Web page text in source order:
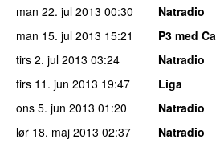
man 22. jul 2013 00:30
Natradio
man 15. jul 2013 15:21
P3 med
tirs 2. jul 2013 03:24
Natradio
tirs 11. jun 2013 19:47
Liga
ons 5. jun 2013 01:20
Natradio
lør 18. maj 2013 02:37
Natradio